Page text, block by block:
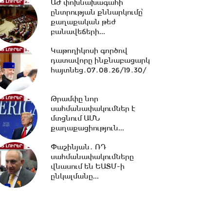
13:00 -Մինչ Եվրասիական
միջկառավարական խորհրդի
ընդլայնված կազմով...
12:33 -Իրանի
հետախուզությունը հայտնել է
12:15 -Նիկոլ Փաշինյանը
պատասխանել է ռուսական
լրատվամիջոցների
ներկայացուցիչների...
11:26 -Եվրասիական
տնտեսական միությունը
ԱԺ փոխնախագահի
ընտրության քննարկումը՝
քաղաքական թեժ
բանավեճերի...
Կաթողիկոսի գործով
դատավորը ինքնաբացարկ
հայտնեց․07․08․26/19․30/
Թրամփը նոր
սահմանափակումներ է
մտցնում ԱՄՆ
քաղաքացիություն...
Փաշինյան․ ՌԴ
սահմանափակումները
վնասում են ԵԱՏՄ-ի
ընկալմանը...